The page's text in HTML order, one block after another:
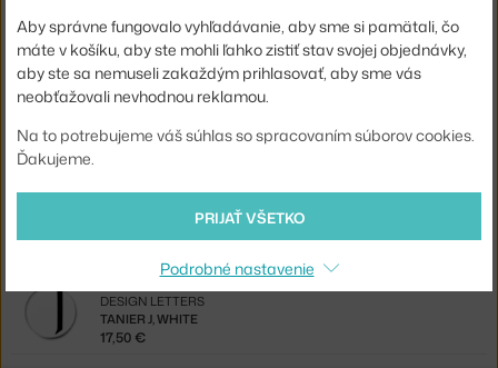
TANIERIKY EMMA, 2 KS, BLUE
STELTON
19,57 €
101 COPENHAGEN
TANIER BARRO Ø24 SET 2KS, GREEN
TANIER J, WHITE
DESIGN LETTERS
17,50 €
Aby správne fungovalo vyhľadávanie, aby sme si pamätali, čo
máte v košíku, aby ste mohli ľahko zistiť stav svojej objednávky,
aby ste sa nemuseli zakaždým prihlasovať, aby sme vás
neobťažovali nevhodnou reklamou.
Na to potrebujeme váš súhlas so spracovaním súborov cookies.
Ďakujeme.
PRIJAŤ VŠETKO
Podrobné nastavenie